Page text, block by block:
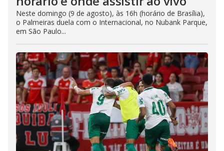
Neste domingo (9 de agosto), às 16h (horário de Brasília),
o Palmeiras duela com o Internacional, no Nubank Parque,
em São Paulo...